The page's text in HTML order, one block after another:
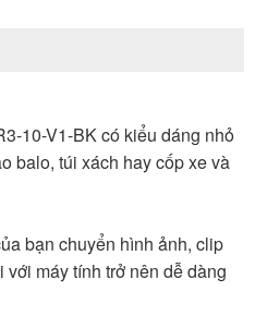
10-V1-BK có kiểu dáng nhỏ
balo, túi xách hay cốp xe và
bạn chuyển hình ảnh, clip
máy tính trở nên dễ dàng